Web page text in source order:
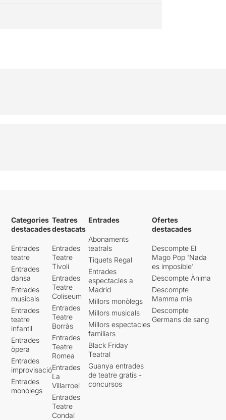
Categories
destacades
Entrades
teatre
Entrades
dansa
Entrades
musicals
Entrades
teatre
infantil
Entrades
òpera
Entrades
improvisació
Entrades
monòlegs
Teatres
destacats
Entrades
Teatre
Tívoli
Entrades
Teatre
Coliseum
Entrades
Teatre
Borràs
Entrades
Teatre
Romea
Entrades
La
Villarroel
Entrades
Teatre
Condal
Entrades
Abonaments
teatrals
Tiquets Regal
Entrades
espectacles a
Madrid
Millors monòlegs
Millors musicals
Millors espectacles
familiars
Black Friday
Teatral
Guanya entrades
de teatre gratis -
concursos
Ofertes
destacades
Descompte El
Mago Pop 'Nada
es imposible'
Descompte Ànima
Descompte
Mamma mia
Descompte
Germans de sang